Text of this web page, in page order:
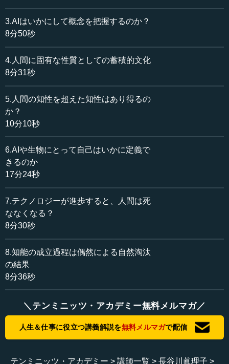
松尾 もっと「こういうものを読んだ方が良い」というも
のがありましたら教えてください。
長谷川 私が好きなのは、ダン・スペルベル氏（フランス
の人類学者）です。ダン・スペルベル氏は心や言葉に関す
る「レレバンス理論（関連性理論）」というものについて
書いていて、先ほどの認知についての話と非常に似たこと
を言っています。
それに対していろいろな思いを想起するわけですが、それ
を彼は「プライベートリプレゼンテーション（private
representation）」と呼んでいます。
すが、それを言葉としてまた伝えるときには、「パブリッ
クリプレゼンテーション（public representation）」とな
り、それを受け取って聞いた人は、また、それによってさ
らに別のプライベートリプレゼンテーションをたくさん想
起します。そして、また返すときは、パブリックリプレゼ
ンテーションです。ですから、プライベートリプレゼンテ
ーションがどうなっているかは知りようがなく、パブリッ
とを人は言っているだけなのだ、ということです。また、
そのプライベートリプレゼンテーションが他のことと結び
付くことによって、全く違う発想が出てきたり、イノベー
イベートがどんどん広がっていく過程のことが書かれてあ
3.AIはいかにして概念を把握するのか？
8分50秒
4.人間に固有な性質としての蓄積的文化
8分31秒
5.人間の知性を超えた知性はあり得るの
か？
10分10秒
6.AIや生物にとって自己はいかに定義で
きるのか
17分24秒
7.テクノロジーが進歩すると、人間は死
ななくなる？
8分30秒
8.知能の成立過程は偶然による自然淘汰
の結果
8分36秒
＼テンミニッツ・アカデミー無料メルマガ／
人生＆仕事に役立つ講義解説を無料メルマガで配信
テンミニッツ・アカデミー 講師一覧 長谷川眞理子